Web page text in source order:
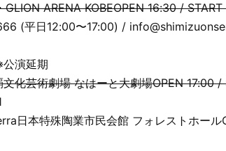
ARENA KOBEOPEN 16:30 / START
(平日12:00〜17:00) /
演延期
化芸術劇場 なはーと大劇場OPEN 17:00 /
日本特殊陶業市民会館 フォレストホール